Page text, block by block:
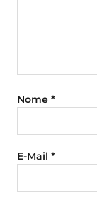
Nome *
E-Mail *